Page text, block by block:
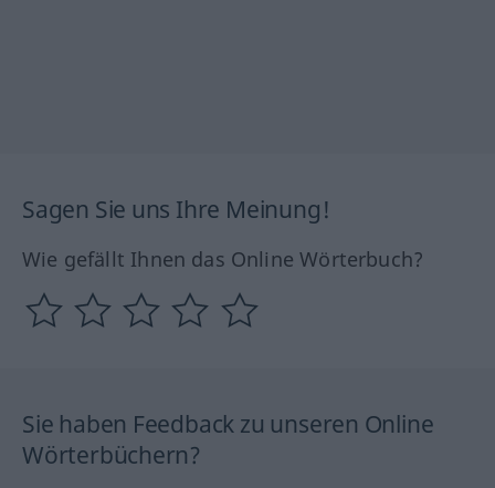
Sagen Sie uns Ihre Meinung!
Wie gefällt Ihnen das Online Wörterbuch?
Sie haben Feedback zu unseren Online
Wörterbüchern?